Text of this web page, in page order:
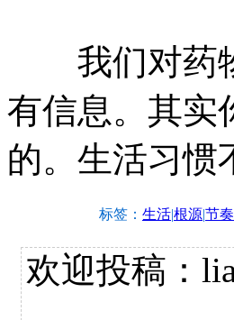
我们对药物
有信息。其实
的。生活习惯
标签： 生活|根源|节奏
欢迎投稿：